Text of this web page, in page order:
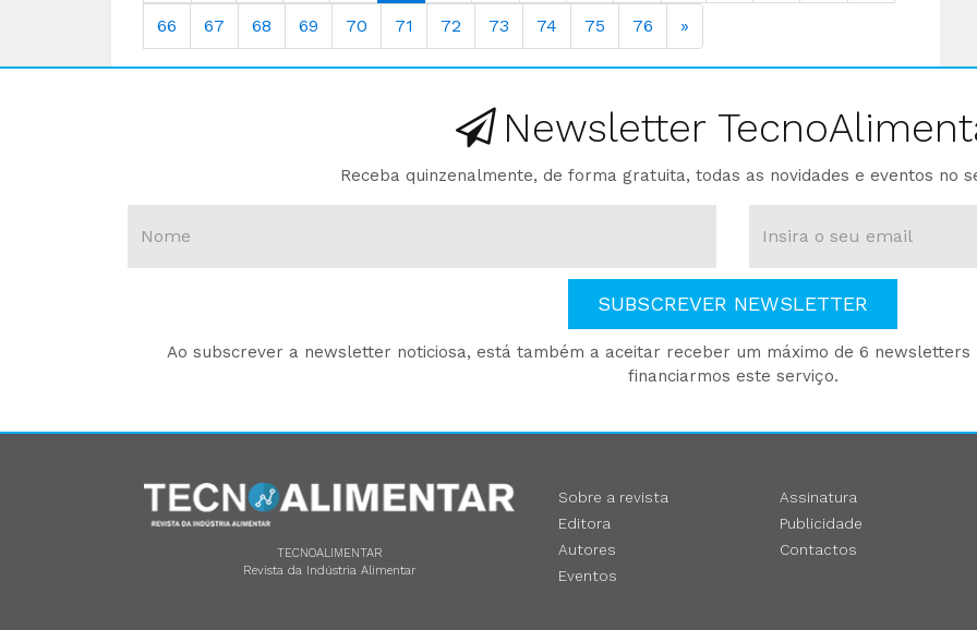
66 67 68 69 70 71 72 73 74 75 76 »
Newsletter
Receba quinzenalmente, de forma gratuita, todas as novidades e eventos no
SUBSCREVER NEWSLETTER
Ao subscrever a newsletter noticiosa, está também a aceitar receber um máximo de 6
financiarmos este serviço.
TECNOALIMENTAR
Revista da Indústria Alimentar
Sobre a revista
Editora
Autores
Eventos
Assinatura
Publicidade
Contactos